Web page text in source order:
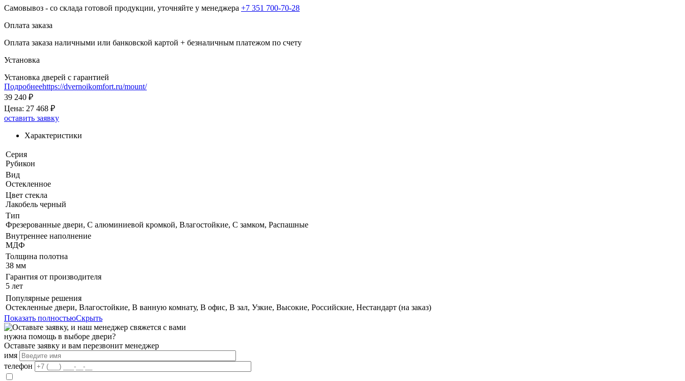
Самовывоз - со склада готовой продукции, уточняйте у менеджера +7 351 700-70-28
Оплата заказа
Оплата заказа наличными или банковской картой + безналичным платежом по счету
Установка
Установка дверей с гарантией
Подробнееhttps://dvernoikomfort.ru/mount/
39 240 ₽
Цена: 27 468 ₽
оставить заявку
Характеристики
Серия
Рубикон
Вид
Остекленное
Цвет стекла
Лакобель черный
Тип
Фрезерованные двери, С алюминиевой кромкой, Влагостойкие, С замком, Распашные
Внутреннее наполнение
МДФ
Толщина полотна
38 мм
Гарантия от производителя
5 лет
Популярные решения
Остекленные двери, Влагостойкие, В ванную комнату, В офис, В зал, Узкие, Высокие, Российские, Нестандарт (на заказ)
Показать полностьюСкрыть
нужна помощь в выборе двери?
Оставьте заявку и вам перезвонит менеджер
имя
телефон